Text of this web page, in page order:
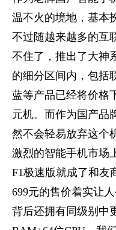
温不火的境地，基本
不过随越来越多的互
不住了，推出了大神
的细分区间内，包括
蓝等产品已经将价格
元机。而作为国产品
然不会轻易放弃这个
激烈的智能手机市场
F1极速版就成了和友
699元的售价着实让
背后还拥有同级别